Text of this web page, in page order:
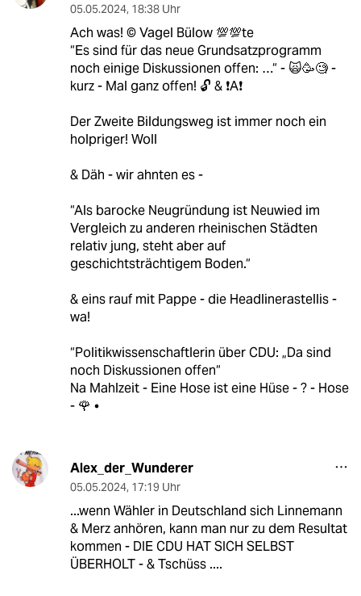
05.05.2024, 18:38 Uhr
Ach was! ©️ Vagel Bülow 💯💯te
“Es sind für das neue Grundsatzprogramm
noch einige Dis­kus­sio­nen offen: …“ - 🙀🥳🧐 -
kurz - Mal ganz offen! 🔓 & ❗️A❗️
Der Zweite Bildungsweg ist immer noch ein
holpriger! Woll
& Däh - wir ahnten es -
“Als barocke Neugründung ist Neuwied im
Vergleich zu anderen rheinischen Städten
relativ jung, steht aber auf
geschichtsträchtigem Boden.“
& eins rauf mit Pappe - die Headlinerastellis -
wa!
“Politikwissenschaftlerin über CDU: „Da sind
noch Diskussionen offen“
Na Mahlzeit - Eine Hose ist eine Hüse - ? - Hose
- 🌹 •
Alex_der_Wunderer
05.05.2024, 17:19 Uhr
...wenn Wähler in Deutschland sich Linnemann
& Merz anhören, kann man nur zu dem Resultat
kommen - DIE CDU HAT SICH SELBST
ÜBERHOLT - & Tschüss ....